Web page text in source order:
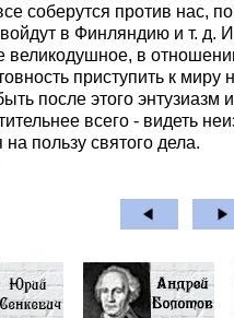
соберутся против нас,
в Финляндию и т. д.
великодушное, в
приступить к
после этого
всего - видеть
пользу святого дела.